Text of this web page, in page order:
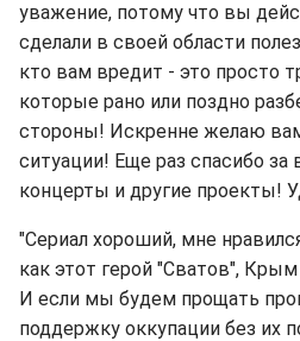
уважение, потому что вы
сделали в своей области
кто вам вредит - это просто
которые рано или поздно
стороны! Искренне желаю
ситуации! Еще раз спасибо
концерты и другие проекты!
"Сериал хороший, мне
как этот герой "Сватов",
И если мы будем прощать
поддержку оккупации без их